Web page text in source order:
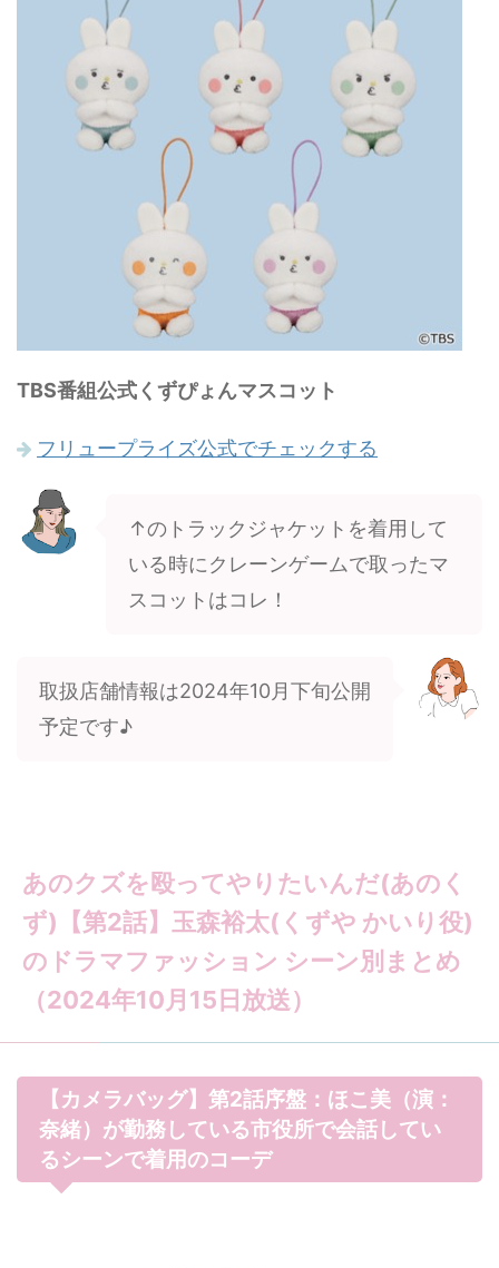
TBS番組公式くずぴょんマスコット
フリュープライズ公式でチェックする
↑のトラックジャケットを着用して
いる時にクレーンゲームで取ったマ
スコットはコレ！
取扱店舗情報は2024年10月下旬公開
予定です♪
あのクズを殴ってやりたいんだ(あのく
ず)【第2話】玉森裕太(くずや かいり役)
のドラマファッション シーン別まとめ
（2024年10月15日放送）
【カメラバッグ】第2話序盤：ほこ美（演：
奈緒）が勤務している市役所で会話してい
るシーンで着用のコーデ